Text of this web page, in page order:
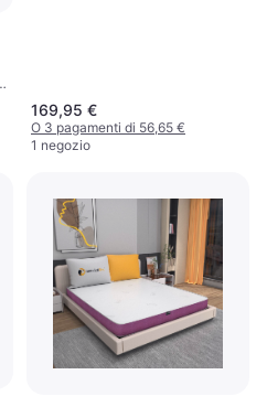
169,95 €
O 3 pagamenti di 56,65 €
1 negozio